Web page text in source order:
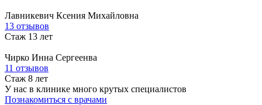
Лавникевич Ксения Михайловна
13 отзывов
Стаж 13 лет
Чирко Инна Сергеенва
11 отзывов
Стаж 8 лет
У нас в клинике много крутых специалистов
Познакомиться с врачами